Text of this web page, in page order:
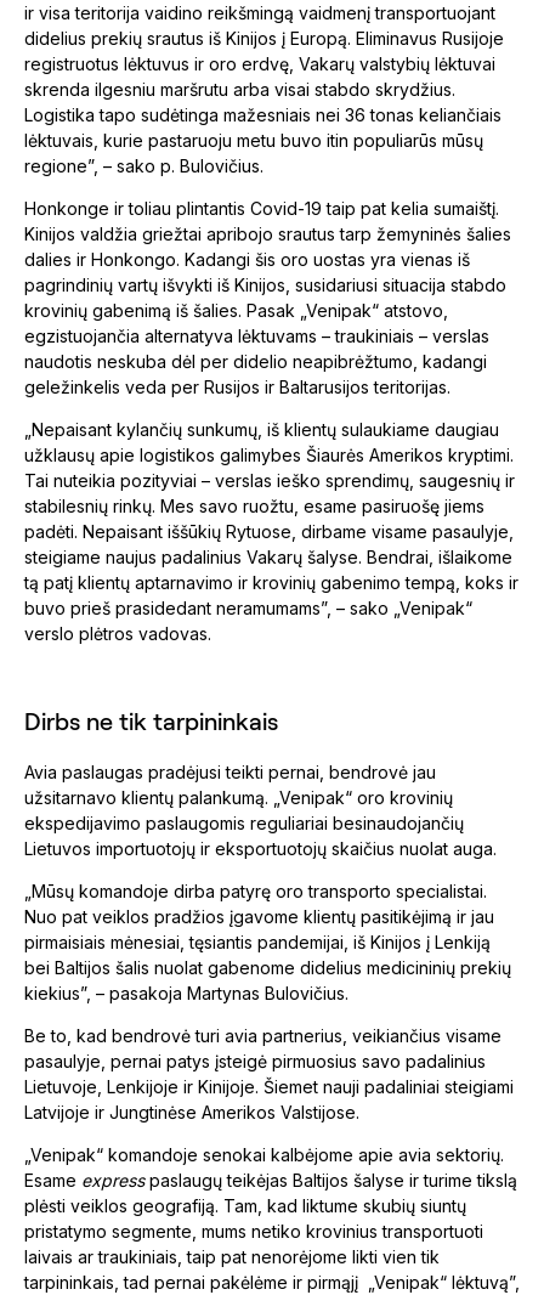
ir visa teritorija vaidino reikšmingą vaidmenį transportuojant
didelius prekių srautus iš Kinijos į Europą. Eliminavus Rusijoje
registruotus lėktuvus ir oro erdvę, Vakarų valstybių lėktuvai
skrenda ilgesniu maršrutu arba visai stabdo skrydžius.
Logistika tapo sudėtinga mažesniais nei 36 tonas keliančiais
lėktuvais, kurie pastaruoju metu buvo itin populiarūs mūsų
regione”, – sako p. Bulovičius.
Honkonge ir toliau plintantis Covid-19 taip pat kelia sumaištį.
Kinijos valdžia griežtai apribojo srautus tarp žemyninės šalies
dalies ir Honkongo. Kadangi šis oro uostas yra vienas iš
pagrindinių vartų išvykti iš Kinijos, susidariusi situacija stabdo
krovinių gabenimą iš šalies. Pasak „Venipak“ atstovo,
egzistuojančia alternatyva lėktuvams – traukiniais – verslas
naudotis neskuba dėl per didelio neapibrėžtumo, kadangi
geležinkelis veda per Rusijos ir Baltarusijos teritorijas.
„Nepaisant kylančių sunkumų, iš klientų sulaukiame daugiau
užklausų apie logistikos galimybes Šiaurės Amerikos kryptimi.
Tai nuteikia pozityviai – verslas ieško sprendimų, saugesnių ir
stabilesnių rinkų. Mes savo ruožtu, esame pasiruošę jiems
padėti. Nepaisant iššūkių Rytuose, dirbame visame pasaulyje,
steigiame naujus padalinius Vakarų šalyse. Bendrai, išlaikome
tą patį klientų aptarnavimo ir krovinių gabenimo tempą, koks ir
buvo prieš prasidedant neramumams”, – sako „Venipak“
verslo plėtros vadovas.
Dirbs ne tik tarpininkais
Avia paslaugas pradėjusi teikti pernai, bendrovė jau
užsitarnavo klientų palankumą. „Venipak“ oro krovinių
ekspedijavimo paslaugomis reguliariai besinaudojančių
Lietuvos importuotojų ir eksportuotojų skaičius nuolat auga.
„Mūsų komandoje dirba patyrę oro transporto specialistai.
Nuo pat veiklos pradžios įgavome klientų pasitikėjimą ir jau
pirmaisiais mėnesiai, tęsiantis pandemijai, iš Kinijos į Lenkiją
bei Baltijos šalis nuolat gabenome didelius medicininių prekių
kiekius”, – pasakoja Martynas Bulovičius.
Be to, kad bendrovė turi avia partnerius, veikiančius visame
pasaulyje, pernai patys įsteigė pirmuosius savo padalinius
Lietuvoje, Lenkijoje ir Kinijoje. Šiemet nauji padaliniai steigiami
Latvijoje ir Jungtinėse Amerikos Valstijose.
„Venipak“ komandoje senokai kalbėjome apie avia sektorių.
Esame expresspaslaugų teikėjas Baltijos šalyse ir turime tikslą
plėsti veiklos geografiją. Tam, kad liktume skubių siuntų
pristatymo segmente, mums netiko krovinius transportuoti
laivais ar traukiniais, taip pat nenorėjome likti vien tik
tarpininkais, tad pernai pakėlėme ir pirmąjį „Venipak“ lėktuvą”,